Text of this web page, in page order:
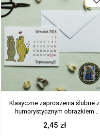
Klasyczne zaproszenia ślubne z
humorystycznym obrazkiem
niedźwiadki oraz kartkę z
2,45 zł